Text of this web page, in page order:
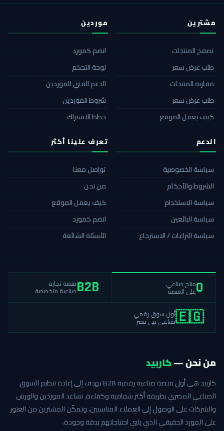
مشترين
تصفح المنتجات
طلب عرض سعر
مقارنة المنتجات
طلب عرض سعر
كيف يعمل الموقع
موردين
انضم كمورد
لوحة التحكم
الدعم الفني للموردين
شروط الموردين
خطط الاشتراك
الدعم
سياسة الخصوصية
الشروط والأحكام
سياسة الاستخدام
سياسة البائعين
سياسة النزاعات / الاسترجاع
تعرف علينا أكثر
تواصل معنا
من نحن
كيف يعمل الموقع
انضم كمورد
الأسئلة الشائعة
0منتج صناعي
على المنصة B2Bمنصة تجارة
صناعية متخصصة
🇪🇬أول سوق رقمي
صناعي في مصر
من نحن —كاربيد
كاربيد هي أول منصة صناعية رقمية B2B تهدف إلى إعادة تنظيم السوق
الصناعي المصري بطريقة أكثر شفافية وكفاءة. نساعد الموردين والورش
والشركات على الوصول إلى العملاء المناسبين، ونمكّن المشترين من العثور
على المورد الحقيقي الذي يلبي احتياجاتهم بدقة وجودة.